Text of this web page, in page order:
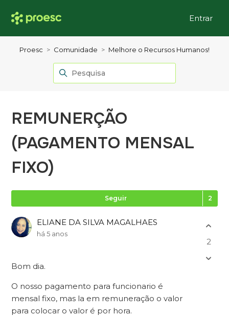
Entrar
Proesc Comunidade Melhore o Recursos Humanos!
REMUNERÇÃO
(PAGAMENTO MENSAL
FIXO)
Seguir
ELIANE DA SILVA MAGALHAES
há 5 anos
Bom dia.
O nosso pagamento para funcionario é
mensal fixo, mas la em remuneração o valor
para colocar o valor é por hora.
2